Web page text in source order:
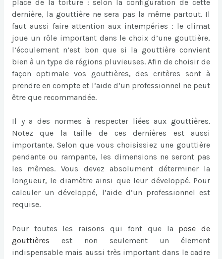
place de la toiture : selon la configuration de cette
dernière, la gouttière ne sera pas la même partout. Il
faut aussi faire attention aux intempéries : le climat
joue un rôle important dans le choix d’une gouttière,
l’écoulement n’est bon que si la gouttière convient
bien à un type de régions pluvieuses. Afin de choisir de
façon optimale vos gouttières, des critères sont à
prendre en compte et l’aide d’un professionnel ne peut
être que recommandée.
Il y a des normes à respecter liées aux gouttières.
Notez que la taille de ces dernières est aussi
importante. Selon que vous choisissiez une gouttière
pendante ou rampante, les dimensions ne seront pas
les mêmes. Vous devez absolument déterminer la
longueur, le diamètre ainsi que leur développé. Pour
calculer un développé, l’aide d’un professionnel est
requise.
Pour toutes les raisons qui font que la pose de
gouttières
est non seulement un élement
indispensable mais aussi très important dans le cadre